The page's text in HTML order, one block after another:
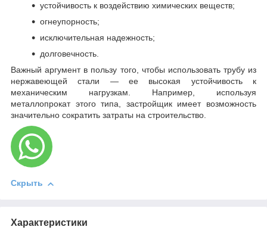
устойчивость к воздействию химических веществ;
огнеупорность;
исключительная надежность;
долговечность.
Важный аргумент в пользу того, чтобы использовать трубу из
нержавеющей стали — ее высокая устойчивость к
механическим нагрузкам. Например, используя
металлопрокат этого типа, застройщик имеет возможность
значительно сократить затраты на строительство.
Скрыть
Характеристики